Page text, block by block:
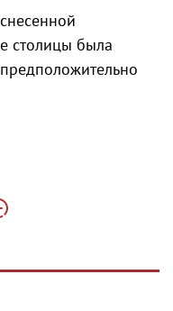
столицы была